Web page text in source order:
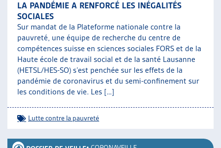
LA PANDÉMIE A RENFORCÉ LES INÉGALITÉS
SOCIALES
Sur mandat de la Plateforme nationale contre la
pauvreté, une équipe de recherche du centre de
compétences suisse en sciences sociales FORS et de la
Haute école de travail social et de la santé Lausanne
(HETSL/HES-SO) s’est penchée sur les effets de la
pandémie de coronavirus et du semi-confinement sur
les conditions de vie. Les […]
Lutte contre la pauvreté